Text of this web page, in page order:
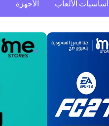
أساسيات الألعاب الأجهزة